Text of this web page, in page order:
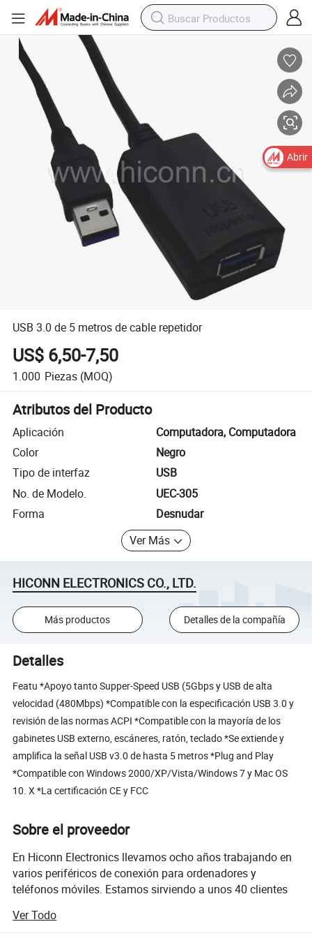
USB 3.0 de 5 metros de cable repetidor
USB 3.0 de 5 metros de cable repetidor
US$ 6,50-7,50
1.000 Piezas (MOQ)
Atributos del Producto
Aplicación
Computadora, Computadora
Color
Negro
Tipo de interfaz
USB
No. de Modelo.
UEC-305
Forma
Desnudar
Ver Más
HICONN ELECTRONICS CO., LTD.
Más productos Detalles de la compañía
Detalles
Featu *Apoyo tanto Supper-Speed USB (5Gbps y USB de alta
velocidad (480Mbps) *Compatible con la especificación USB 3.0 y
revisión de las normas ACPI *Compatible con la mayoría de los
gabinetes USB externo, escáneres, ratón, teclado *Se extiende y
amplifica la señal USB v3.0 de hasta 5 metros *Plug and Play
*Compatible con Windows 2000/XP/Vista/Windows 7 y Mac OS
10. X *La certificación CE y FCC
Sobre el proveedor
En Hiconn Electronics llevamos ocho años trabajando en
varios periféricos de conexión para ordenadores y
teléfonos móviles. Estamos sirviendo a unos 40 clientes
a Tú también.
Ver Todo
Abrir